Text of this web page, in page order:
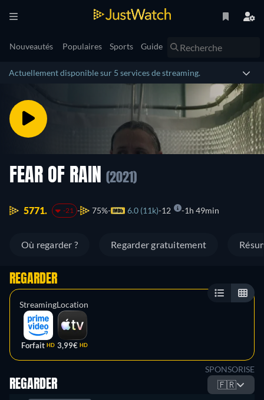
Nouveautés Populaires Sports Guide
Actuellement disponible sur 5 services de streaming.
FEAR OF RAIN (2021)
5771. -21 75% 6.0 (11k) 12 1h 49min
Où regarder ? Regarder gratuitement
REGARDER
Streaming
Forfait HD
Location
3,99€ HD
SPONSORISE
REGARDER 🇫🇷